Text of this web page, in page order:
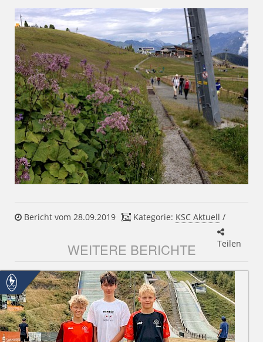
Bericht vom 28.09.2019 Kategorie: KSC Aktuell /
Teilen
WEITERE BERICHTE